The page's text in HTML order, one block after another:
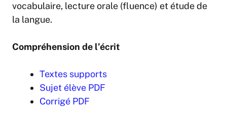
vocabulaire, lecture orale (fluence) et étude de
la langue.
Compréhension de l’écrit
Textes supports
Sujet élève PDF
Corrigé PDF